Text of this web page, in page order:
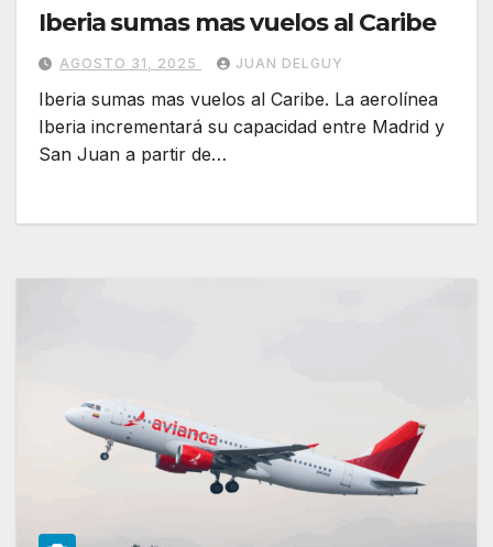
Iberia sumas mas vuelos al Caribe
AGOSTO 31, 2025 JUAN DELGUY
Iberia sumas mas vuelos al Caribe. La aerolínea
Iberia incrementará su capacidad entre Madrid y
San Juan a partir de…